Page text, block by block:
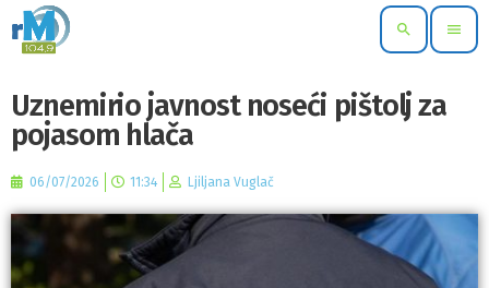
search menu
Uznemirio javnost noseći pištolj za
pojasom hlača
06/07/2026 11:34 Ljiljana Vuglač